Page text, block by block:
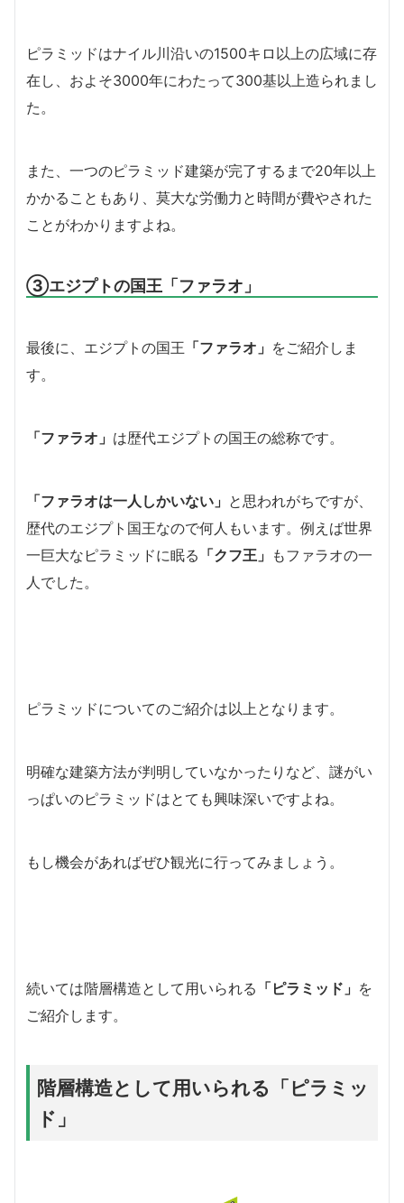
ピラミッドはナイル川沿いの1500キロ以上の広域に存
在し、およそ3000年にわたって300基以上造られまし
た。
また、一つのピラミッド建築が完了するまで20年以上
かかることもあり、莫大な労働力と時間が費やされた
ことがわかりますよね。
③エジプトの国王「ファラオ」
最後に、エジプトの国王 「ファラオ」 をご紹介しま
す。
「ファラオ」 は歴代エジプトの国王の総称です。
「ファラオは一人しかいない」 と思われがちですが、
歴代のエジプト国王なので何人もいます。例えば世界
一巨大なピラミッドに眠る 「クフ王」 もファラオの一
人でした。
ピラミッドについてのご紹介は以上となります。
明確な建築方法が判明していなかったりなど、謎がい
っぱいのピラミッドはとても興味深いですよね。
もし機会があればぜひ観光に行ってみましょう。
続いては階層構造として用いられる 「ピラミッド」 を
ご紹介します。
階層構造として用いられる「ピラミッ
ド」